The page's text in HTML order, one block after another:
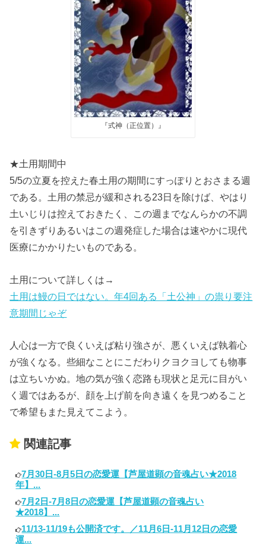
『式神（正位置）』
★土用期間中
5/5の立夏を控えた春土用の期間にすっぽりとおさまる週
である。土用の禁忌が緩和される23日を除けば、やはり
土いじりは控えておきたく、この週までなんらかの不調
を引きずりあるいはこの週発症した場合は速やかに現代
医療にかかりたいものである。
土用について詳しくは→
土用は鰻の日ではない。年4回ある「土公神」の祟り要注
意期間じゃぞ
人心は一方で良くいえば粘り強さが、悪くいえば執着心
が強くなる。些細なことにこだわりクヨクヨしても物事
は立ちいかぬ。地の気が強く恋路も現状と足元に目がい
く週ではあるが、顔を上げ前を向き遠くを見つめること
で希望もまた見えてこよう。
関連記事
7月30日-8月5日の恋愛運【芦屋道顕の音魂占い★2018
年】...
7月2日-7月8日の恋愛運【芦屋道顕の音魂占い
★2018】...
11/13-11/19も公開済です。／11月6日-11月12日の恋愛
運...